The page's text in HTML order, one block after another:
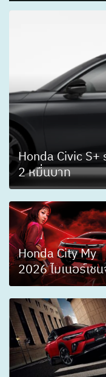
Honda Civic
2 หมื่นบาท
Honda City My
2026 ไมเนอร์เช
เปิดตัวครบไลน์อั
ลดราคา 3 หมื่นบ
ชิงลูกค้ากลับ